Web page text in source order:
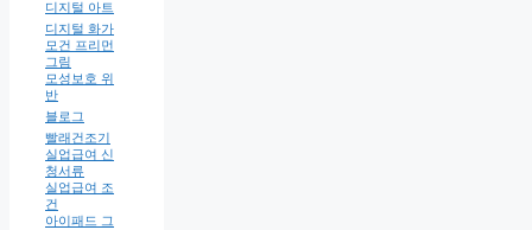
디지털 아트
디지털 화가
모건 프리먼
그림
모성보호 위
반
블로그
빨래건조기
실업급여 신
청서류
실업급여 조
건
아이패드 그